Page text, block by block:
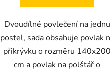
Dvoudílné povlečení na jednu
postel, sada obsahuje povlak
přikrývku o rozměru 140x200
cm a povlak na polštář o